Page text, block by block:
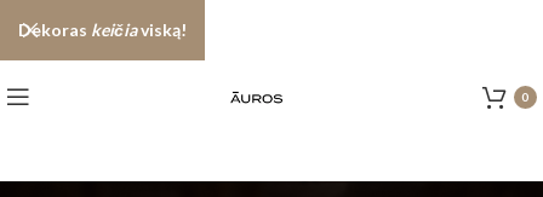
0
Dekoras keičiaviską!